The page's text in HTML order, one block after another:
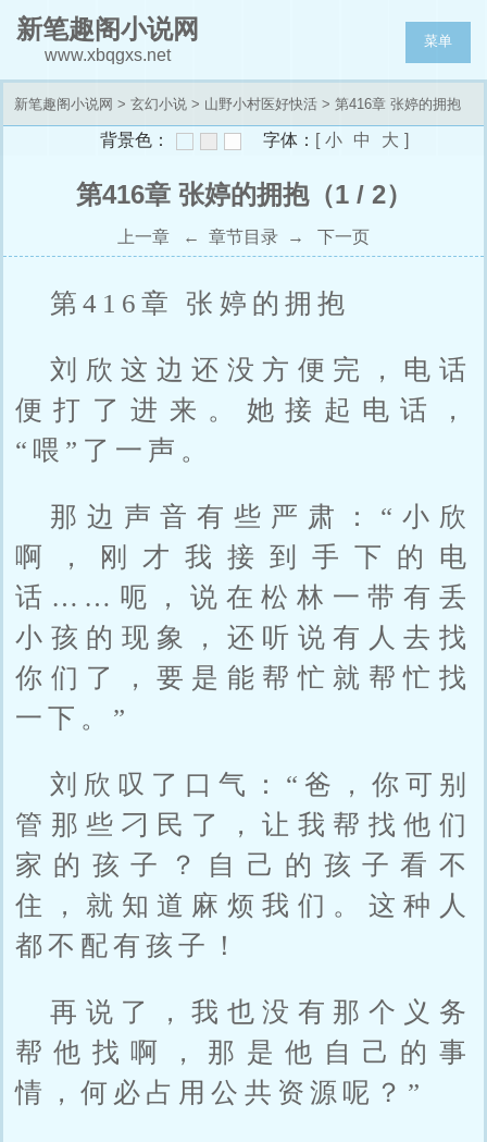
新笔趣阁小说网
www.xbqgxs.net
菜单
新笔趣阁小说网 > 玄幻小说 > 山野小村医好快活 > 第416章 张婷的拥抱
背景色： 字体： [ 小 中 大 ]
第416章 张婷的拥抱（1 / 2）
上一章 ← 章节目录 → 下一页
第416章 张婷的拥抱
刘欣这边还没方便完，电话
便打了进来。她接起电话，
“喂”了一声。
那边声音有些严肃：“小欣
啊，刚才我接到手下的电
话……呃，说在松林一带有丢
小孩的现象，还听说有人去找
你们了，要是能帮忙就帮忙找
一下。”
刘欣叹了口气：“爸，你可别
管那些刁民了，让我帮找他们
家的孩子？自己的孩子看不
住，就知道麻烦我们。这种人
都不配有孩子！
再说了，我也没有那个义务
帮他找啊，那是他自己的事
情，何必占用公共资源呢？”